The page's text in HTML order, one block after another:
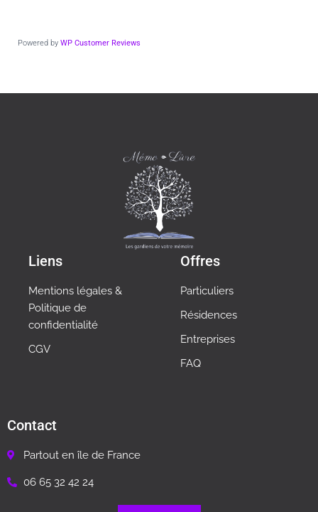
Powered by WP Customer Reviews
Liens
Mentions légales &
Politique de
confidentialité
CGV
Offres
Particuliers
Résidences
Entreprises
FAQ
Contact
Partout en île de France
06 65 32 42 24